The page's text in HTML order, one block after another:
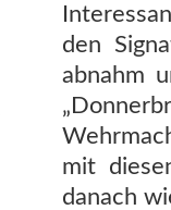
den
abnahm
mit
danach